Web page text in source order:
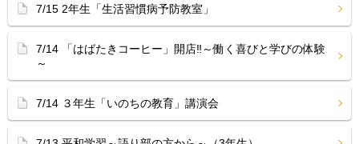
7/15 2年生「生活習慣病予防教室」
7/14 「はばたきコーヒー」開店‼︎～働く喜びと学びの体験
～
7/14 ３年生「いのちの教育」講演会